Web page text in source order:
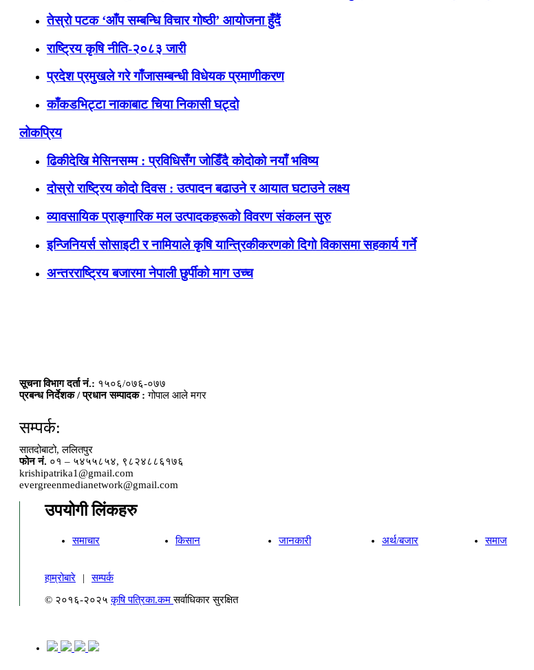
तेस्रो पटक ‘आँप सम्बन्धि विचार गोष्ठी’ आयोजना हुँदैं
राष्ट्रिय कृषि नीति-२०८३ जारी
प्रदेश प्रमुखले गरे गाँजासम्बन्धी विधेयक प्रमाणीकरण
काँकडभिट्टा नाकाबाट चिया निकासी घट्दो
लोकप्रिय
ढिकीदेखि मेसिनसम्म : प्रविधिसँग जोडिँदै कोदोको नयाँ भविष्य
दोस्रो राष्ट्रिय कोदो दिवस : उत्पादन बढाउने र आयात घटाउने लक्ष्य
व्यावसायिक प्राङ्गारिक मल उत्पादकहरूको विवरण संकलन सुरु
इन्जिनियर्स सोसाइटी र नामियाले कृषि यान्त्रिकीकरणको दिगो विकासमा सहकार्य गर्ने
अन्तरराष्ट्रिय बजारमा नेपाली छुर्पीको माग उच्च
सूचना विभाग दर्ता नं.: १५०६/०७६-०७७
प्रबन्ध निर्देशक / प्रधान सम्पादक : गोपाल आले मगर
सम्पर्क:
सातदोबाटो, ललितपुर
फोन नं. ०१ – ५४५५८५४, ९८२४८८६१७६
krishipatrika1@gmail.com
evergreenmedianetwork@gmail.com
उपयोगी लिंकहरु
समाचार किसान जानकारी अर्थ/बजार समाज
हाम्रोबारे |
सम्पर्क
© २०१६-२०२५कृषि पत्रिका.कमसर्वाधिकार सुरक्षित